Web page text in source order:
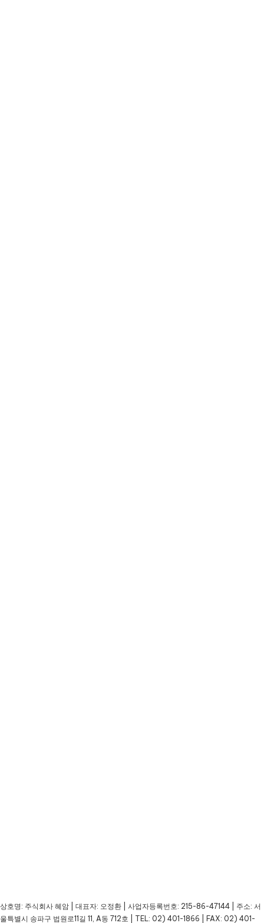
상호명: 주식회사 혜암 | 대표자: 오정환 | 사업자등록번호: 215-86-47144 | 주소: 서
울특별시 송파구 법원로11길 11, A동 712호 | TEL: 02) 401-1866 | FAX: 02) 401-